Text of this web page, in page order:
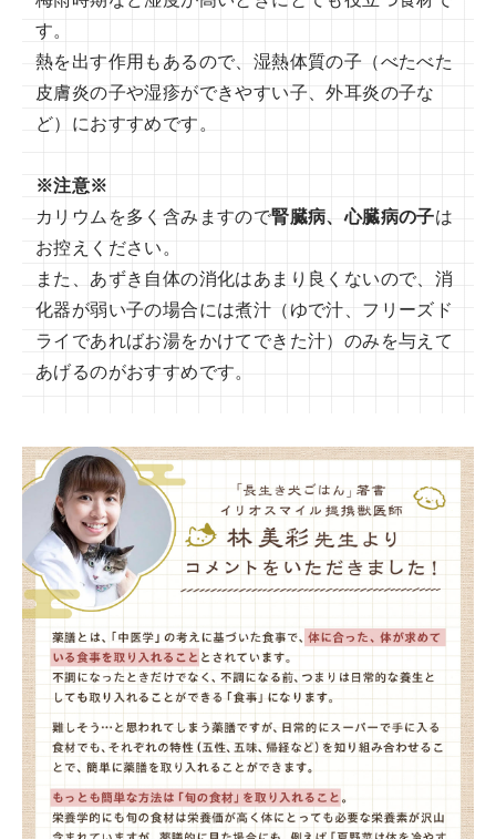
す。
熱を出す作用もあるので、湿熱体質の子（べたべた
皮膚炎の子や湿疹ができやすい子、外耳炎の子な
ど）におすすめです。
※注意※
カリウムを多く含みますので腎臓病、心臓病の子は
お控えください。
また、あずき自体の消化はあまり良くないので、消
化器が弱い子の場合には煮汁（ゆで汁、フリーズド
ライであればお湯をかけてできた汁）のみを与えて
あげるのがおすすめです。